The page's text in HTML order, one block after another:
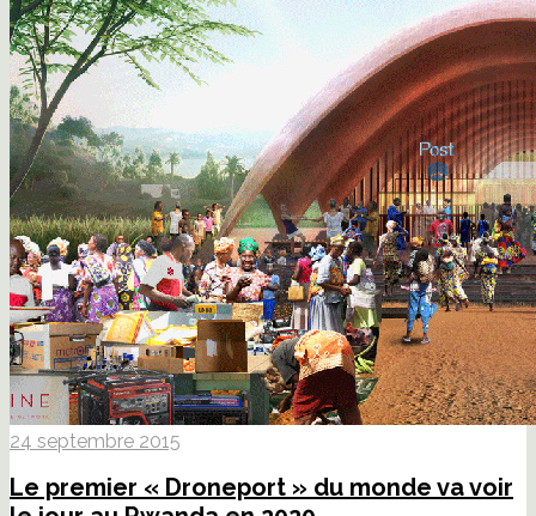
24 septembre 2015
Le premier « Droneport » du monde va voir